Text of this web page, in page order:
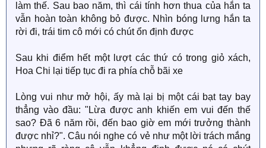
làm thế. Sau bao năm, thì cái tính hơn thua của hắn ta
vẫn hoàn toàn không bỏ được. Nhìn bóng lưng hắn ta
rời đi, trái tim cô mới có chút ổn định được
Sau khi điểm hết một lượt các thứ có trong giỏ xách,
Hoa Chi lại tiếp tục đi ra phía chỗ bãi xe
Lòng vui như mở hội, ấy mà lại bị một cái bạt tay bay
thẳng vào đầu: "Lừa được anh khiến em vui đến thế
sao? Đã 6 năm rồi, đến bao giờ em mới trưởng thành
được nhỉ?". Câu nói nghe có vẻ như một lời trách mắng